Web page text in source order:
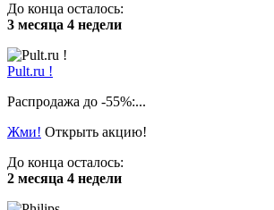
До конца осталось:
3 месяца 4 недели
Pult.ru !
Распродажа до -55%:...
Жми! Открыть акцию!
До конца осталось:
2 месяца 4 недели